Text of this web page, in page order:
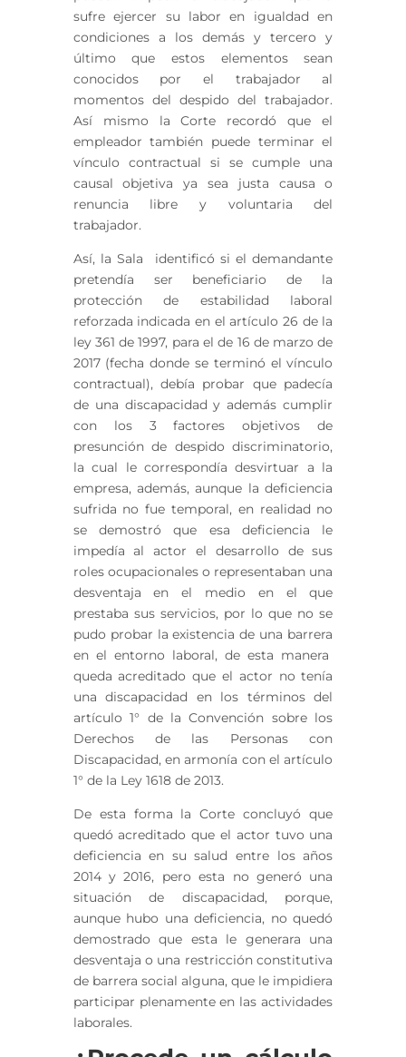
sufre ejercer su labor en igualdad en
condiciones a los demás y tercero y
último que estos elementos sean
conocidos por el trabajador al
momentos del despido del trabajador.
Así mismo la Corte recordó que el
empleador también puede terminar el
vínculo contractual si se cumple una
causal objetiva ya sea justa causa o
renuncia libre y voluntaria del
trabajador.
Así, la Sala identificó si el demandante
pretendía ser beneficiario de la
protección de estabilidad laboral
reforzada indicada en el artículo 26 de la
ley 361 de 1997, para el de 16 de marzo de
2017 (fecha donde se terminó el vínculo
contractual), debía probar que padecía
de una discapacidad y además cumplir
con los 3 factores objetivos de
presunción de despido discriminatorio,
la cual le correspondía desvirtuar a la
empresa, además, aunque la deficiencia
sufrida no fue temporal, en realidad no
se demostró que esa deficiencia le
impedía al actor el desarrollo de sus
roles ocupacionales o representaban una
desventaja en el medio en el que
prestaba sus servicios, por lo que no se
pudo probar la existencia de una barrera
en el entorno laboral, de esta manera
queda acreditado que el actor no tenía
una discapacidad en los términos del
artículo 1° de la Convención sobre los
Derechos de las Personas con
Discapacidad, en armonía con el artículo
1° de la Ley 1618 de 2013.
De esta forma la Corte concluyó que
quedó acreditado que el actor tuvo una
deficiencia en su salud entre los años
2014 y 2016, pero esta no generó una
situación de discapacidad, porque,
aunque hubo una deficiencia, no quedó
demostrado que esta le generara una
desventaja o una restricción constitutiva
de barrera social alguna, que le impidiera
participar plenamente en las actividades
laborales.